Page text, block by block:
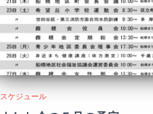
スケジュール